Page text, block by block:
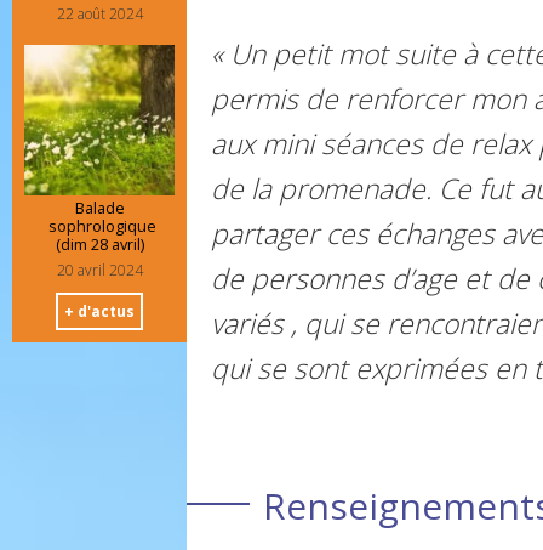
« Un petit mot suite à
permis de renforcer mon
aux mini séances de
de la promenade. Ce fut
partager ces échanges
de personnes d’age et
variés , qui se
qui se sont exprimées en
22 août 2024
Balade
sophrologique
(dim 28 avril)
20 avril 2024
+ d'actus